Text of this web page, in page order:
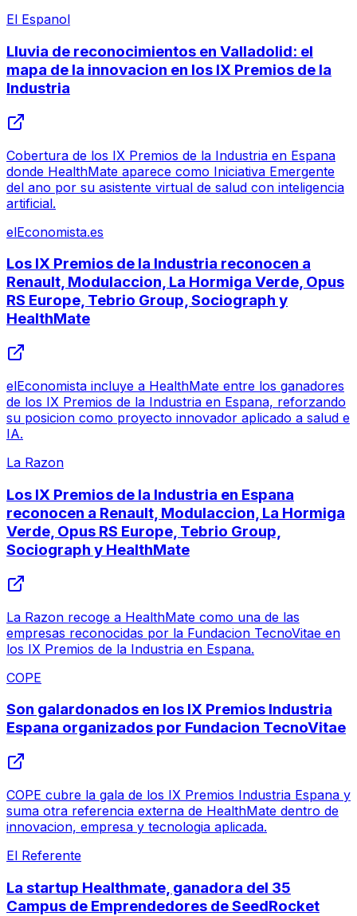
El Espanol
Lluvia de reconocimientos en Valladolid: el
mapa de la innovacion en los IX Premios de la
Industria
Cobertura de los IX Premios de la Industria en Espana
donde HealthMate aparece como Iniciativa Emergente
del ano por su asistente virtual de salud con inteligencia
artificial.
elEconomista.es
Los IX Premios de la Industria reconocen a
Renault, Modulaccion, La Hormiga Verde, Opus
RS Europe, Tebrio Group, Sociograph y
HealthMate
elEconomista incluye a HealthMate entre los ganadores
de los IX Premios de la Industria en Espana, reforzando
su posicion como proyecto innovador aplicado a salud e
IA.
La Razon
Los IX Premios de la Industria en Espana
reconocen a Renault, Modulaccion, La Hormiga
Verde, Opus RS Europe, Tebrio Group,
Sociograph y HealthMate
La Razon recoge a HealthMate como una de las
empresas reconocidas por la Fundacion TecnoVitae en
los IX Premios de la Industria en Espana.
COPE
Son galardonados en los IX Premios Industria
Espana organizados por Fundacion TecnoVitae
COPE cubre la gala de los IX Premios Industria Espana y
suma otra referencia externa de HealthMate dentro de
innovacion, empresa y tecnologia aplicada.
El Referente
La startup Healthmate, ganadora del 35
Campus de Emprendedores de SeedRocket